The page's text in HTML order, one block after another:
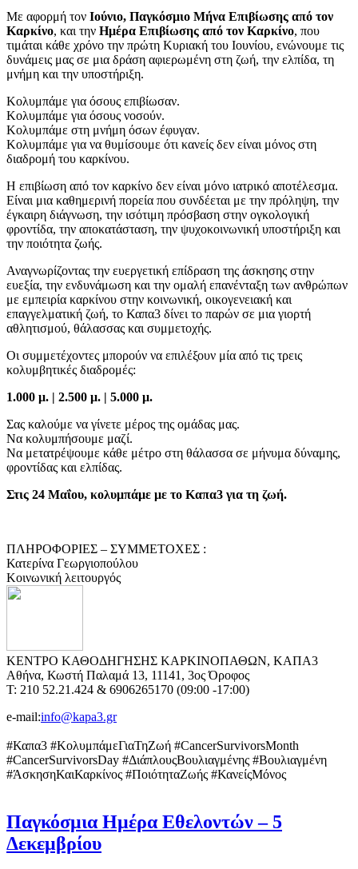
Με αφορμή τον Ιούνιο, Παγκόσμιο Μήνα Επιβίωσης από τον
Καρκίνο, και την Ημέρα Επιβίωσης από τον Καρκίνο, που
τιμάται κάθε χρόνο την πρώτη Κυριακή του Ιουνίου, ενώνουμε τις
δυνάμεις μας σε μια δράση αφιερωμένη στη ζωή, την ελπίδα, τη
μνήμη και την υποστήριξη.
Κολυμπάμε για όσους επιβίωσαν.
Κολυμπάμε για όσους νοσούν.
Κολυμπάμε στη μνήμη όσων έφυγαν.
Κολυμπάμε για να θυμίσουμε ότι κανείς δεν είναι μόνος στη
διαδρομή του καρκίνου.
Η επιβίωση από τον καρκίνο δεν είναι μόνο ιατρικό αποτέλεσμα.
Είναι μια καθημερινή πορεία που συνδέεται με την πρόληψη, την
έγκαιρη διάγνωση, την ισότιμη πρόσβαση στην ογκολογική
φροντίδα, την αποκατάσταση, την ψυχοκοινωνική υποστήριξη και
την ποιότητα ζωής.
Αναγνωρίζοντας την ευεργετική επίδραση της άσκησης στην
ευεξία, την ενδυνάμωση και την ομαλή επανένταξη των ανθρώπων
με εμπειρία καρκίνου στην κοινωνική, οικογενειακή και
επαγγελματική ζωή, το Καπα3 δίνει το παρών σε μια γιορτή
αθλητισμού, θάλασσας και συμμετοχής.
Οι συμμετέχοντες μπορούν να επιλέξουν μία από τις τρεις
κολυμβητικές διαδρομές:
1.000 μ. | 2.500 μ. | 5.000 μ.
Σας καλούμε να γίνετε μέρος της ομάδας μας.
Να κολυμπήσουμε μαζί.
Να μετατρέψουμε κάθε μέτρο στη θάλασσα σε μήνυμα δύναμης,
φροντίδας και ελπίδας.
Στις 24 Μαΐου, κολυμπάμε με το Καπα3 για τη ζωή.
ΠΛΗΡΟΦΟΡΙΕΣ – ΣΥΜΜΕΤΟΧΕΣ :
Κατερίνα Γεωργιοπούλου
Κοινωνική λειτουργός
ΚΕΝΤΡΟ ΚΑΘΟΔΗΓΗΣΗΣ ΚΑΡΚΙΝΟΠΑΘΩΝ, ΚΑΠΑ3
Αθήνα, Κωστή Παλαμά 13, 11141, 3ος Όροφος
Τ: 210 52.21.424 & 6906265170 (09:00 -17:00)
e-mail:info@kapa3.gr
#Καπα3 #ΚολυμπάμεΓιαΤηΖωή #CancerSurvivorsMonth
#CancerSurvivorsDay #ΔιάπλουςΒουλιαγμένης #Βουλιαγμένη
#ΆσκησηΚαιΚαρκίνος #ΠοιότηταΖωής #ΚανείςΜόνος
Παγκόσμια Ημέρα Εθελοντών – 5
Δεκεμβρίου